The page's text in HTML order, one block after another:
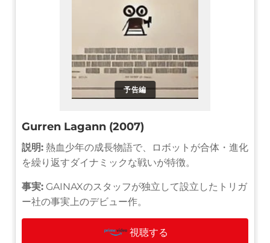
予告編
Gurren Lagann (2007)
説明: 熱血少年の成長物語で、ロボットが合体・進化
を繰り返すダイナミックな戦いが特徴。
事実: GAINAXのスタッフが独立して設立したトリガ
ー社の事実上のデビュー作。
視聴する